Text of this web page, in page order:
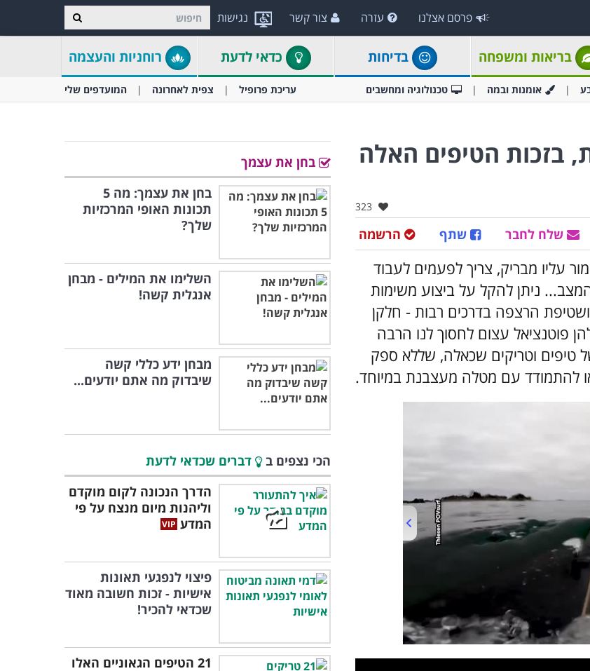
נגישות פרסם אצלנו עזרה צור קשר
בריאות ומשפחה בדיחות כדאי לדעת רוחניות והעצמה
אומנות ובמה טכנולוגיה ומחשבים עריכת פרופיל צפית לאחרונה המועדפים שלי
בזכות הטיפים האלה
אהבו:
323
הרשמה שתף שלח לחבר
עליו מבריק, צריך לפעמים לעבוד
ניתן להקל על ביצוע משימות
ושטיפת הרצפה בדרכים רבות - חלקן
פוטנציאל עצום לחסוך לנו הרבה
טיפים וטריקים שכאלה, שללא ספק
להתמודד עם מטלה מעצבנת במיוחד.
00:00/03:55
בחן את עצמך
בחן את עצמך: מה 5
תכונות האופי המרכזיות
שלך?
השלימו את המילים - מבחן
אנגלית קשה!
מבחן ידע כללי קשה
שיבדוק מה אתם יודעים...
הכי נצפים ב
דברים שכדאי לדעת
הדרך הנכונה לקום מוקדם
וליהנות מיום מנצח על פי
המדע
פיצוי לנפגעי תאונות
אישיות - זכות חשובה מאוד
שכדאי להכיר!
21 הטיפים הגאוניים האלו